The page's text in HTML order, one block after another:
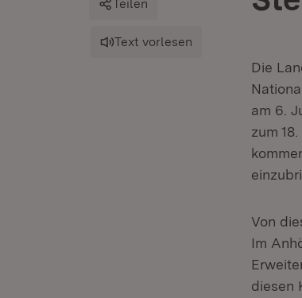
Teilen
Text vorlesen
Die
am 6.
zum
Von
Im
diesen